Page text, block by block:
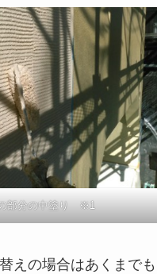
部分の中塗り ※1
えの場合はあくまでも